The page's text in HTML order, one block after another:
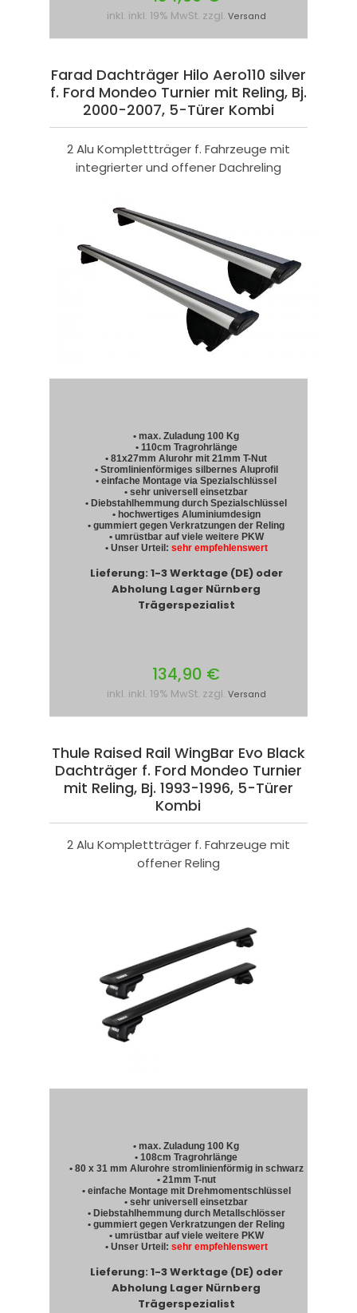
inkl. inkl. 19% MwSt. zzgl. Versand
Farad Dachträger Hilo Aero110 silver
f. Ford Mondeo Turnier mit Reling, Bj.
2000-2007, 5-Türer Kombi
2 Alu Komplettträger f. Fahrzeuge mit
integrierter und offener Dachreling
• max. Zuladung 100 Kg
• 110cm Tragrohrlänge
• 81x27mm Alurohr mit 21mm T-Nut
• Stromlinienförmiges silbernes Aluprofil
• einfache Montage via Spezialschlüssel
• sehr universell einsetzbar
• Diebstahlhemmung durch Spezialschlüssel
• hochwertiges Aluminiumdesign
• gummiert gegen Verkratzungen der Reling
• umrüstbar auf viele weitere PKW
• Unser Urteil: sehr empfehlenswert
Lieferung: 1-3 Werktage (DE) oder
Abholung Lager Nürnberg
Trägerspezialist
134,90 €
inkl. inkl. 19% MwSt. zzgl. Versand
Thule Raised Rail WingBar Evo Black
Dachträger f. Ford Mondeo Turnier
mit Reling, Bj. 1993-1996, 5-Türer
Kombi
2 Alu Komplettträger f. Fahrzeuge mit
offener Reling
• max. Zuladung 100 Kg
• 108cm Tragrohrlänge
• 80 x 31 mm Alurohre stromlinienförmig in schwarz
• 21mm T-nut
• einfache Montage mit Drehmomentschlüssel
• sehr universell einsetzbar
• Diebstahlhemmung durch Metallschlösser
• gummiert gegen Verkratzungen der Reling
• umrüstbar auf viele weitere PKW
• Unser Urteil: sehr empfehlenswert
Lieferung: 1-3 Werktage (DE) oder
Abholung Lager Nürnberg
Trägerspezialist